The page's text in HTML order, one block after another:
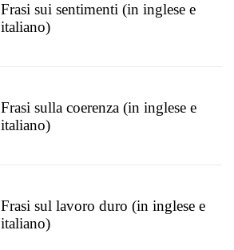
Frasi sui sentimenti (in inglese e
italiano)
Frasi sulla coerenza (in inglese e
italiano)
Frasi sul lavoro duro (in inglese e
italiano)